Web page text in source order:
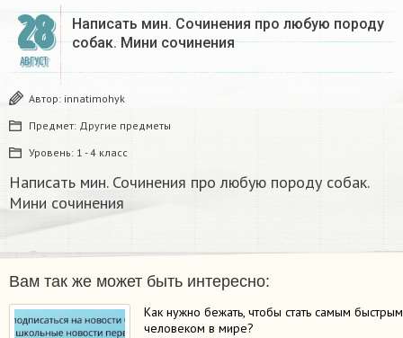
28
АВГУСТ
Написать мин. Сочинения про любую породу
собак. Мини сочинения
Автор: innatimohyk
Предмет: Другие предметы
Уровень: 1 - 4 класс
Написать мин. Сочинения про любую породу собак.
Мини сочинения
Вам так же может быть интересно:
Как нужно бежать, чтобы стать самым быстрым
человеком в мире?